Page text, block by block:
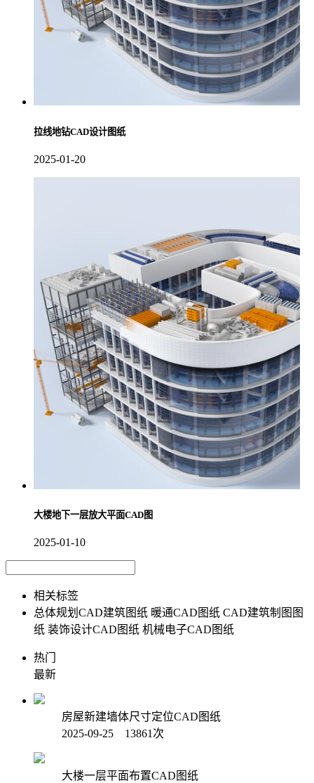
拉线地钻CAD设计图纸
2025-01-20
大楼地下一层放大平面CAD图
2025-01-10
相关标签
总体规划CAD建筑图纸 暖通CAD图纸 CAD建筑制图图
纸 装饰设计CAD图纸 机械电子CAD图纸
热门
最新
房屋新建墙体尺寸定位CAD图纸
2025-09-25 13861次
大楼一层平面布置CAD图纸